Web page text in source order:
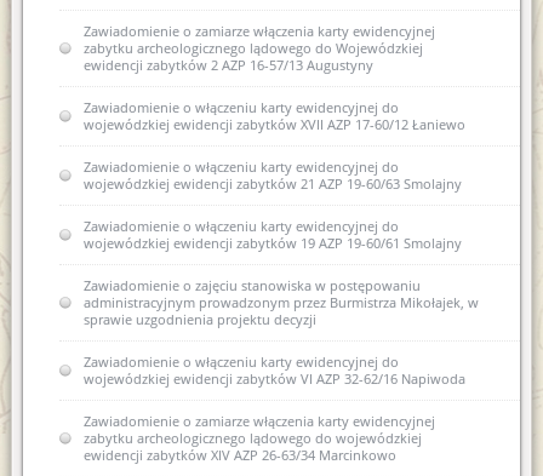
Zawiadomienie o zamiarze włączenia karty ewidencyjnej
zabytku archeologicznego lądowego do Wojewódzkiej
ewidencji zabytków 2 AZP 16-57/13 Augustyny
Zawiadomienie o włączeniu karty ewidencyjnej do
wojewódzkiej ewidencji zabytków XVII AZP 17-60/12 Łaniewo
Zawiadomienie o włączeniu karty ewidencyjnej do
wojewódzkiej ewidencji zabytków 21 AZP 19-60/63 Smolajny
Zawiadomienie o włączeniu karty ewidencyjnej do
wojewódzkiej ewidencji zabytków 19 AZP 19-60/61 Smolajny
Zawiadomienie o zajęciu stanowiska w postępowaniu
administracyjnym prowadzonym przez Burmistrza Mikołajek, w
sprawie uzgodnienia projektu decyzji
Zawiadomienie o włączeniu karty ewidencyjnej do
wojewódzkiej ewidencji zabytków VI AZP 32-62/16 Napiwoda
Zawiadomienie o zamiarze włączenia karty ewidencyjnej
zabytku archeologicznego lądowego do wojewódzkiej
ewidencji zabytków XIV AZP 26-63/34 Marcinkowo